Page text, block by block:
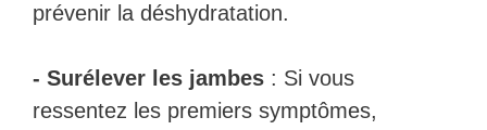
prévenir la déshydratation.
- Surélever les jambes : Si vous
ressentez les premiers symptômes,